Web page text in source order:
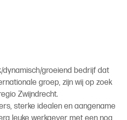
dynamisch/groeiend bedrijf dat
groep, zijn wij op zoek
Zwijndrecht.
sterke idealen en aangename